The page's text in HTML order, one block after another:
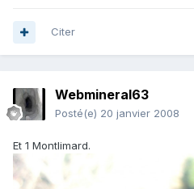
Citer
Webmineral63
Posté(e) 20 janvier 2008
Et 1 Montlimard.